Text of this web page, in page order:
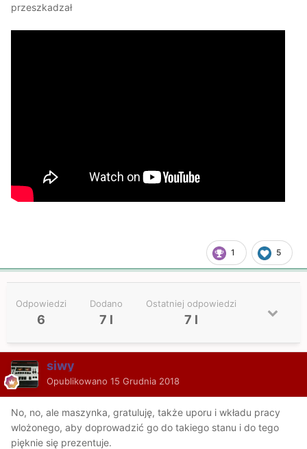
przeszkadzał
1 5
Odpowiedzi
6
Dodano
7 l
Ostatniej odpowiedzi
7 l
siwy
Opublikowano 15 Grudnia 2018
No, no, ale maszynka, gratuluję, także uporu i wkładu pracy
wlożonego, aby doprowadzić go do takiego stanu i do tego
pięknie się prezentuje.